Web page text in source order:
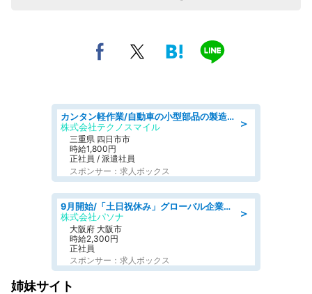
＞
カンタン軽作業/自動車の小型部品の製造オペレーター denso aichi
株式会社テクノスマイル
三重県 四日市市
時給1,800円
正社員 / 派遣社員
スポンサー：求人ボックス
＞
9月開始/「土日祝休み」グローバル企業での産業保健のお仕事/保健師/高時給/残業なし/服装自由
株式会社パソナ
大阪府 大阪市
時給2,300円
正社員
スポンサー：求人ボックス
姉妹サイト